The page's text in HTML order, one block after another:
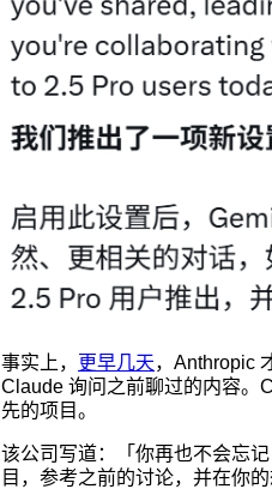
事实上， 更早几天，Anthropic
Claude 询问之前聊过的内容。
先的项目。
该公司写道：「你再也不会忘
目，参考之前的讨论，并在你